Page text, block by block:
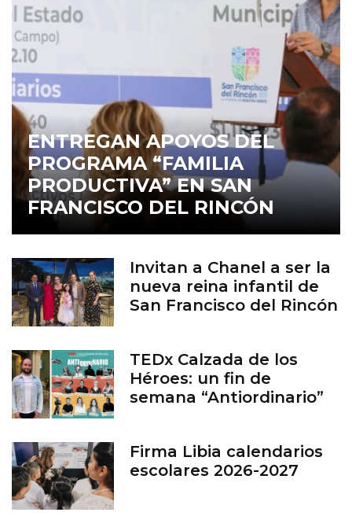
ENTREGAN APOYOS DEL
PROGRAMA “FAMILIA
PRODUCTIVA” EN SAN
FRANCISCO DEL RINCÓN
Invitan a Chanel a ser la
nueva reina infantil de
San Francisco del Rincón
TEDx Calzada de los
Héroes: un fin de
semana “Antiordinario”
Firma Libia calendarios
escolares 2026-2027